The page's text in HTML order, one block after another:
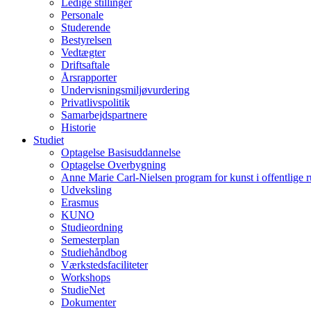
Personale
Studerende
Bestyrelsen
Vedtægter
Driftsaftale
Årsrapporter
Undervisningsmiljøvurdering
Privatlivspolitik
Samarbejdspartnere
Historie
Studiet
Optagelse Basisuddannelse
Optagelse Overbygning
Anne Marie Carl-Nielsen program for kunst i offentlige
Udveksling
Erasmus
KUNO
Studieordning
Semesterplan
Studiehåndbog
Værkstedsfaciliteter
Workshops
StudieNet
Dokumenter